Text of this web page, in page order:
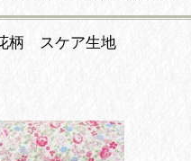
柄 スケア生地